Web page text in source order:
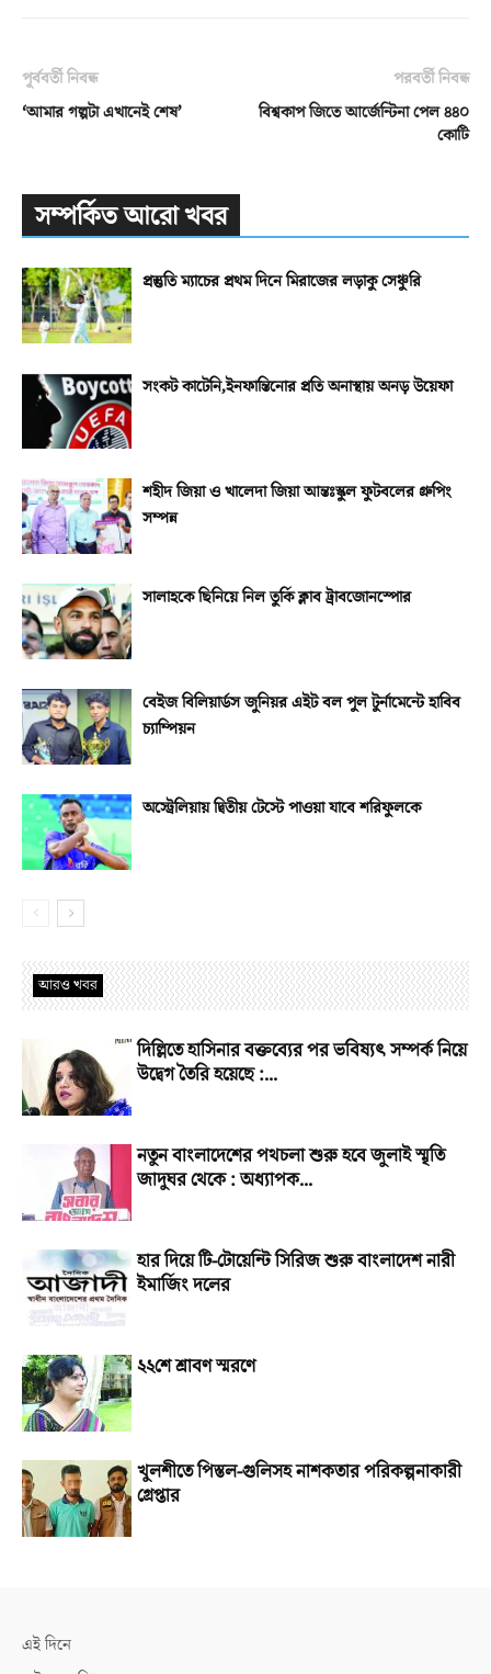
পূর্ববর্তী নিবন্ধ
‘আমার গল্পটা এখানেই শেষ’
পরবর্তী নিবন্ধ
বিশ্বকাপ জিতে আর্জেন্টিনা পেল ৪৪০
কোটি
সম্পর্কিত আরো খবর
প্রস্তুতি ম্যাচের প্রথম দিনে মিরাজের লড়াকু সেঞ্চুরি
সংকট কাটেনি,ইনফান্তিনোর প্রতি অনাস্থায় অনড় উয়েফা
শহীদ জিয়া ও খালেদা জিয়া আন্তঃস্কুল ফুটবলের গ্রুপিং
সম্পন্ন
সালাহকে ছিনিয়ে নিল তুর্কি ক্লাব ট্রাবজোনস্পোর
বেইজ বিলিয়ার্ডস জুনিয়র এইট বল পুল টুর্নামেন্টে হাবিব
চ্যাম্পিয়ন
অস্ট্রেলিয়ায় দ্বিতীয় টেস্টে পাওয়া যাবে শরিফুলকে
আরও খবর
দিল্লিতে হাসিনার বক্তব্যের পর ভবিষ্যৎ সম্পর্ক নিয়ে
উদ্বেগ তৈরি হয়েছে :...
নতুন বাংলাদেশের পথচলা শুরু হবে জুলাই স্মৃতি
জাদুঘর থেকে : অধ্যাপক...
হার দিয়ে টি-টোয়েন্টি সিরিজ শুরু বাংলাদেশ নারী
ইমার্জিং দলের
২২শে শ্রাবণ স্মরণে
খুলশীতে পিস্তল-গুলিসহ নাশকতার পরিকল্পনাকারী
গ্রেপ্তার
এই দিনে